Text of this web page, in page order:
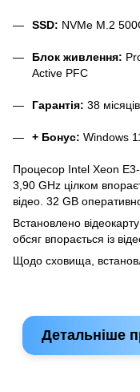
SSD: NVMe M.2
Блок живлення:
Active PFC
Гарантія: 38 місяців
+ Бонус: Windows
Процесор Intel Xeon
3,90 GHz цілком
відео. 32 GB
Встановлено
обсяг впорається із
Щодо сховища,
Детальніше